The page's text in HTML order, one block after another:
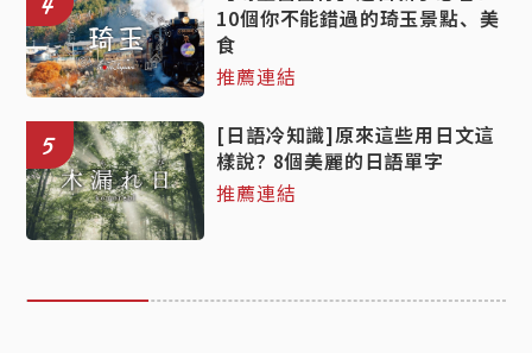
10個你不能錯過的琦玉景點、美
食
推薦連結
5
[日語冷知識]原來這些用日文這
樣說? 8個美麗的日語單字
推薦連結